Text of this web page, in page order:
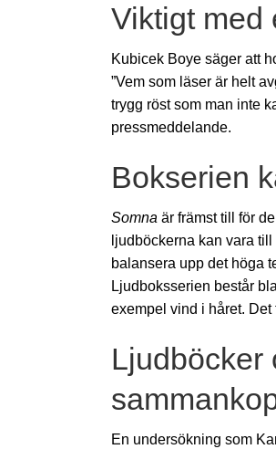
Viktigt med
Kubicek Boye säger att
”Vem som läser är helt
trygg röst som man inte
pressmeddelande.
Bokserien
Somna är främst till för
ljudböckerna kan vara
balansera upp det höga
Ljudboksserien består
exempel vind i håret. Det
Ljudböcker
En undersökning som